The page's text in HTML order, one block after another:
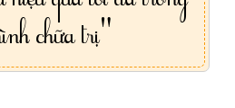
chữa trị"